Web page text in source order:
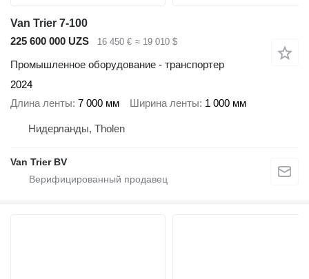
Van Trier 7-100
225 600 000 UZS
16 450 € ≈ 19 010 $
Промышленное оборудование - транспортер
2024
Длина ленты 7 000 мм Ширина ленты 1 000 мм
Нидерланды, Tholen
Van Trier BV